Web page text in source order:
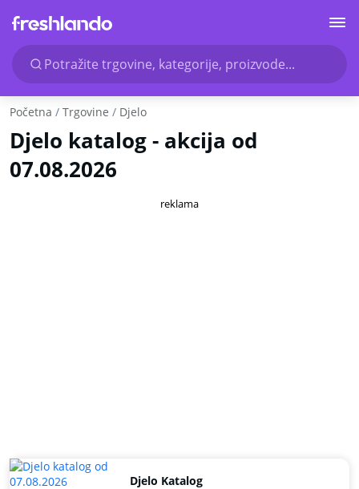
Potražite trgovine, kategorije, proizvode...
Početna Trgovine Djelo
Djelo katalog - akcija od
07.08.2026
reklama
Djelo Katalog